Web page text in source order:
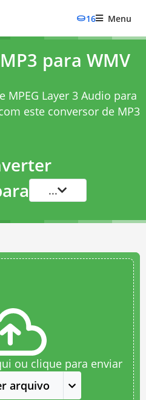
16 Menu
para WMV
MPEG Layer 3 Audio para
este conversor de MP3
...
ou clique para enviar
arquivo